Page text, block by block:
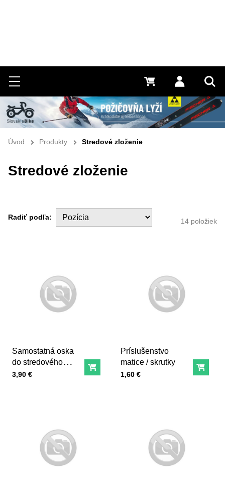
Hľadať
Menu Prihlásiť
0 €
Úvod Produkty Stredové zloženie
Stredové zloženie
Radiť podľa: 14 položiek
Samostatná oska
do stredového
zloženia
Cena s DPH
3,90 € Do košíka
Príslušenstvo
matice / skrutky
Cena s DPH
1,60 € Do